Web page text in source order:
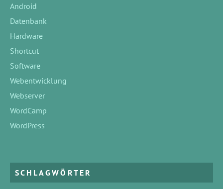
Android
Datenbank
Hardware
Shortcut
Software
Webentwicklung
Webserver
WordCamp
WordPress
SCHLAGWÖRTER